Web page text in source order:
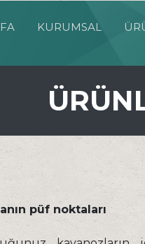
KURUMSAL
püf noktaları